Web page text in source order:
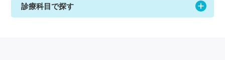
診療科目で探す